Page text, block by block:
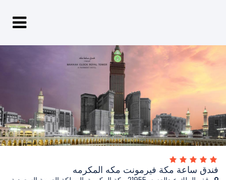
فندق ساعة مكة فيرمونت مكه المكرمه